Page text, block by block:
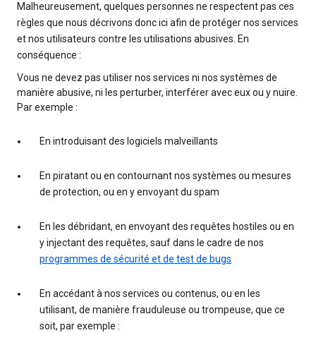
Malheureusement, quelques personnes ne respectent pas ces
règles que nous décrivons donc ici afin de protéger nos services
et nos utilisateurs contre les utilisations abusives. En
conséquence :
Vous ne devez pas utiliser nos services ni nos systèmes de
manière abusive, ni les perturber, interférer avec eux ou y nuire.
Par exemple :
En introduisant des logiciels malveillants
En piratant ou en contournant nos systèmes ou mesures
de protection, ou en y envoyant du spam
En les débridant, en envoyant des requêtes hostiles ou en
y injectant des requêtes, sauf dans le cadre de nos
programmes de sécurité et de test de bugs
En accédant à nos services ou contenus, ou en les
utilisant, de manière frauduleuse ou trompeuse, que ce
soit, par exemple :